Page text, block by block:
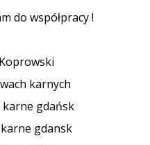
do współpracy !
karnych
gdańsk
gdansk